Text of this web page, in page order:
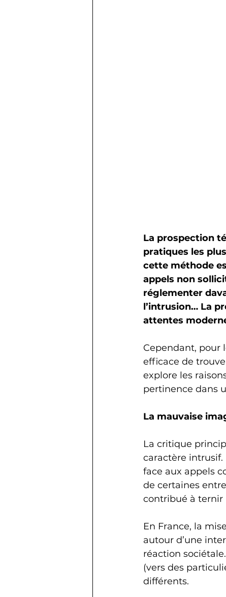
La prospection
pratiques les
cette méthode
appels non
réglementer
l’intrusion… La
attentes
Cependant, pour
efficace de
explore les
pertinence dans
La mauvaise
La critique
caractère
face aux appels
de certaines
contribué à ternir
En France, la
autour d’une
réaction
(vers des
différents.